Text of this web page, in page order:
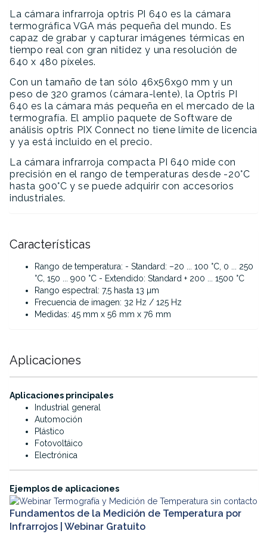
La cámara infrarroja optris PI 640 es la cámara
termográfica VGA más pequeña del mundo. Es
capaz de grabar y capturar imágenes térmicas en
tiempo real con gran nitidez y una resolución de
640 x 480 píxeles.
Con un tamaño de tan sólo 46x56x90 mm y un
peso de 320 gramos (cámara-lente), la Optris PI
640 es la cámara más pequeña en el mercado de la
termografía. El amplio paquete de Software de
análisis optris PIX Connect no tiene límite de licencia
y ya está incluido en el precio.
La cámara infrarroja compacta PI 640 mide con
precisión en el rango de temperaturas desde -20°C
hasta 900°C y se puede adquirir con accesorios
industriales.
Características
Rango de temperatura: - Standard: –20 ... 100 °C, 0 ... 250
°C, 150 ... 900 °C - Extendido: Standard + 200 ... 1500 °C
Rango espectral: 7,5 hasta 13 µm
Frecuencia de imagen: 32 Hz / 125 Hz
Medidas: 45 mm x 56 mm x 76 mm
Aplicaciones
·
Aplicaciones principales
Industrial general
Automoción
Plástico
Fotovoltáico
Electrónica
·
Ejemplos de aplicaciones
Fundamentos de la Medición de Temperatura por
Infrarrojos | Webinar Gratuito